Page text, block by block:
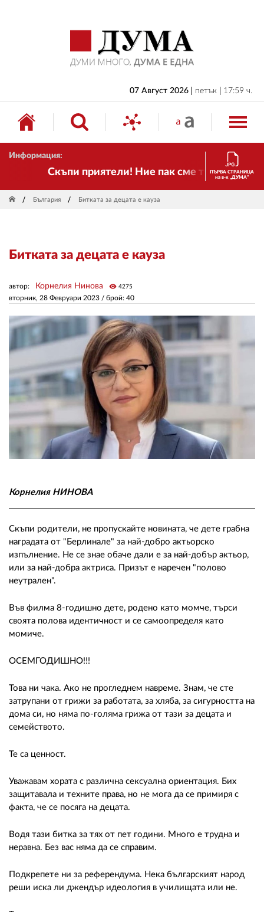
07 Август 2026 петък 17:59 ч.
Информация:
Скъпи приятели! Ние пак сме тук! Времето
ПЪРВА СТРАНИЦА
на в-к „ДУМА“
България Битката за децата е кауза
Битката за децата е кауза
вторник, 28 Февруари 2023 / брой: 40
автор: Корнелия Нинова visibility 4275
Корнелия НИНОВА
Скъпи родители, не пропускайте новината, че дете грабна
наградата от "Берлинале" за най-добро актьорско
изпълнение. Не се знае обаче дали е за най-добър актьор,
или за най-добра актриса. Призът е наречен "полово
неутрален".
Във филма 8-годишно дете, родено като момче, търси
своята полова идентичност и се самоопределя като
момиче.
ОСЕМГОДИШНО!!!
Това ни чака. Ако не прогледнем навреме. Знам, че сте
затрупани от грижи за работата, за хляба, за сигурността на
дома си, но няма по-голяма грижа от тази за децата и
семейството.
Те са ценност.
Уважавам хората с различна сексуална ориентация. Бих
защитавала и техните права, но не мога да се примиря с
факта, че се посяга на децата.
Водя тази битка за тях от пет години. Много е трудна и
неравна. Без вас няма да се справим.
Подкрепете ни за референдума. Нека българският народ
реши иска ли джендър идеология в училищата или не.
БЪЛГАРИЯ
ИКОНОМИКА
ИЗБОРИ
СВЯТ
ДРУГИ
ЗА НАС
АВТОРИ
РЕДАКЦИЯ
КОНТАКТИ
РЕКЛАМА
АБОНАМЕНТ
УСЛОВИЯ ЗА ПОЛЗВАНЕ
ПОЛИТИКА ЗА БИСКВИТКИТЕ
02 975 20 35